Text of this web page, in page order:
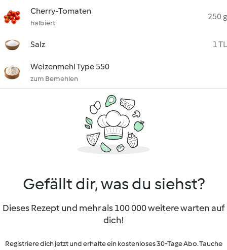
Cherry-Tomaten
halbiert
250 g
Salz 1 TL
Weizenmehl Type 550
zum Bemehlen
Gefällt dir, was du siehst?
Dieses Rezept und mehr als 100 000 weitere warten auf
dich!
Registriere dich jetzt und erhalte ein kostenloses 30-Tage Abo. Tauche